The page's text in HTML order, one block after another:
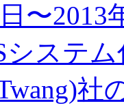
〜2013
システ
社